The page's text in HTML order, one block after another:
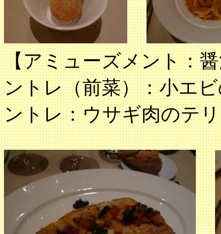
【アミューズメント：
ントレ（前菜）：小
ントレ：ウサギ肉のテ